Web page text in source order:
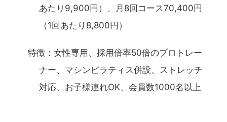
あたり9,900円）、月8回コース70,400円
（1回あたり8,800円）
特徴：女性専用、採用倍率50倍のプロトレー
ナー、マシンピラティス併設、ストレッチ
対応、お子様連れOK、会員数1000名以上